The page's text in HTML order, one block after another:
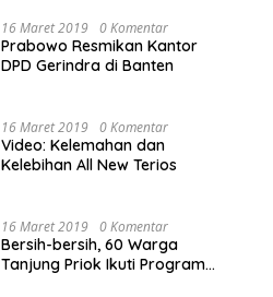
16 Maret 2019 0 Komentar
Prabowo Resmikan Kantor
DPD Gerindra di Banten
16 Maret 2019 0 Komentar
Video: Kelemahan dan
Kelebihan All New Terios
16 Maret 2019 0 Komentar
Bersih-bersih, 60 Warga
Tanjung Priok Ikuti Program